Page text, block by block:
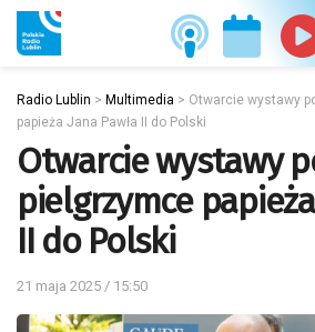
Radio Lublin > Multimedia > Otwarcie wystawy
papieża Jana Pawła II do Polski
Otwarcie wystawy
pielgrzymce papieża
II do Polski
21 maja 2025 / 15:50